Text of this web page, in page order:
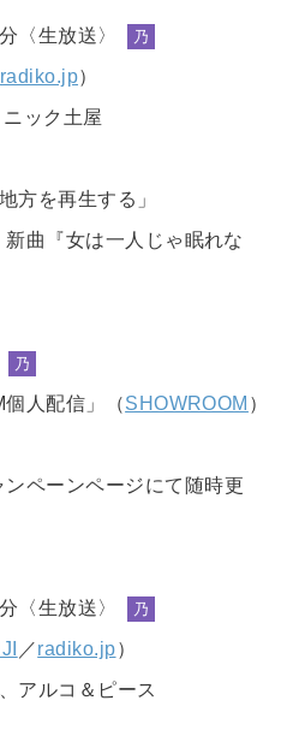
〈生放送〉 乃
radiko.jp）
ック土屋
方を再生する」
曲『女は一人じゃ眠れな
乃
人配信」（SHOWROOM ）
ペーンページにて随時更
〈生放送〉 乃
／radiko.jp）
アルコ＆ピース